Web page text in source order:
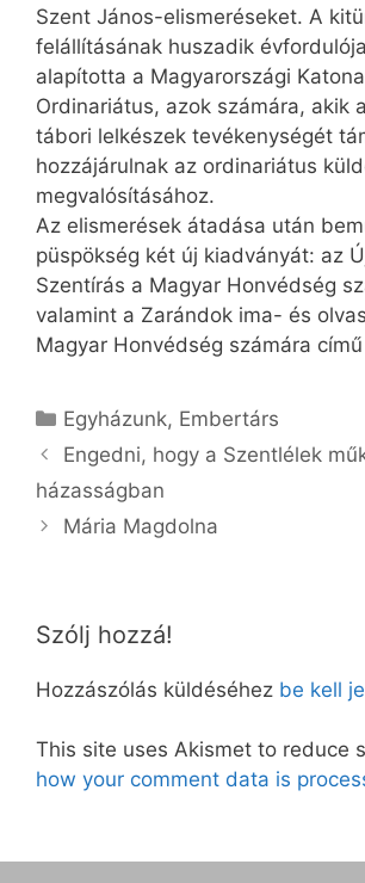
Szent János-elismeréseket. A
felállításának huszadik
alapította a Magyarországi
Ordinariátus, azok számára, akik
tábori lelkészek tevékenységét
hozzájárulnak az ordinariátus
megvalósításához.
Az elismerések átadása után
püspökség két új kiadványát: az
Szentírás a Magyar Honvédség
valamint a Zarándok ima- és
Magyar Honvédség számára
Kategória
Egyházunk, Embertárs
Engedni, hogy a Szentlélek
házasságban
Mária Magdolna
Szólj hozzá!
Hozzászólás küldéséhez be kell
This site uses Akismet to reduce
how your comment data is